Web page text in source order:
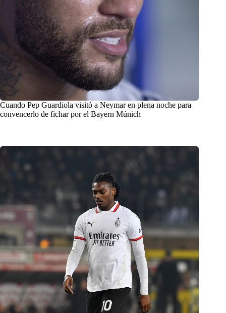
Cuando Pep Guardiola visitó a Neymar en plena noche para
convencerlo de fichar por el Bayern Múnich